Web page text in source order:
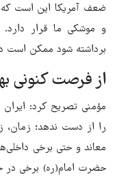
ضعف آمریکا این است که
و موشکی ما قرار
برداشته شود ممکن است
از فرصت کنونی
مؤمنی تصریح کرد:
را از دست ندهد؛ زمان،
معاند و حتی برخی
حضرت امام(ره) برخی در